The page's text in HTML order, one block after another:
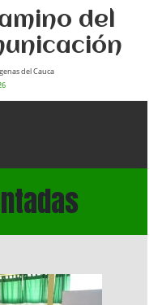
del
del Cauca